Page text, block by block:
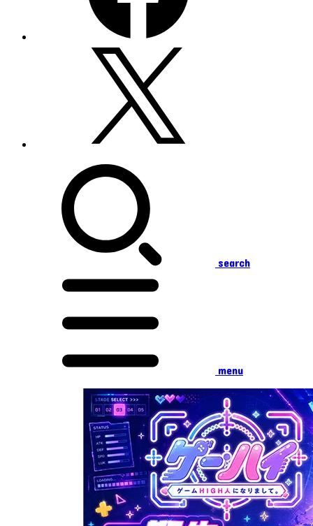
search
menu